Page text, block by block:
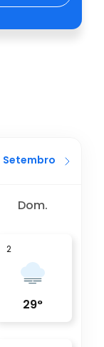
Setembro
Dom.
2
29°